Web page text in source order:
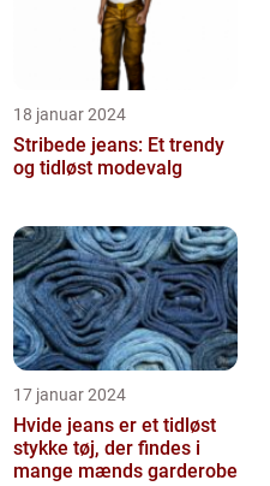
18 januar 2024
Stribede jeans: Et trendy
og tidløst modevalg
17 januar 2024
Hvide jeans er et tidløst
stykke tøj, der findes i
mange mænds garderobe